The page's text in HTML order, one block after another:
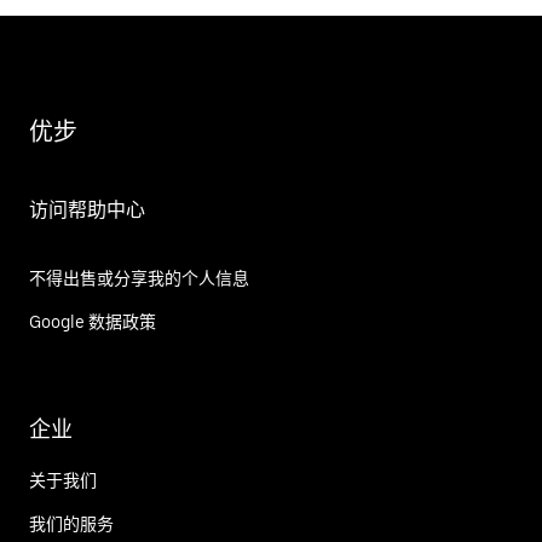
优步
访问帮助中心
不得出售或分享我的个人信息
Google 数据政策
企业
关于我们
我们的服务